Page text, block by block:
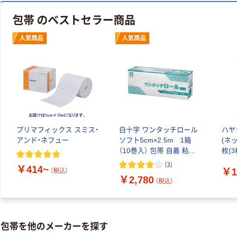
包帯 のベストセラー商品
人気商品
プリマフィックス スミス・
アンド・ネフュー
￥414~ （税込）
人気商品
白十字 ワンタッチロール
ソフト5cm×2.5m 1箱
（10巻入） 包帯 自着 粘着
剤不使用 ハサミ不要 駆血
(3)
￥2,780 （税込）
ハ
(ネ
枚(3
￥
包帯を他のメーカーを探す
形 アルカリ乾
ケージ アスク
￥140~
本気プライス
ティッシュペー
パー ボックス
150組 5箱入 ア
スクル スマート
コンパクト ビ
ビッド PEFC認
￥328~
コピー用紙 マ
ルチペーパー
本気プライス
100% 6ロール
証
￥460~
オリジナル
乾電池 単4
形 アルカリ乾
ルオリジナル
オリジナル
アスクルオリジ
ナル ラミネー
トフィルム A4
100μ（ミクロン）
オ